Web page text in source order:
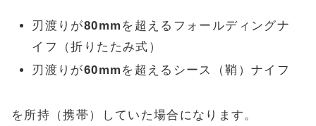
刃渡りが80mm を超えるフォールディングナ
イフ（折りたたみ式）
刃渡りが60mm を超えるシース（鞘）ナイフ
を所持（携帯）していた場合になります。